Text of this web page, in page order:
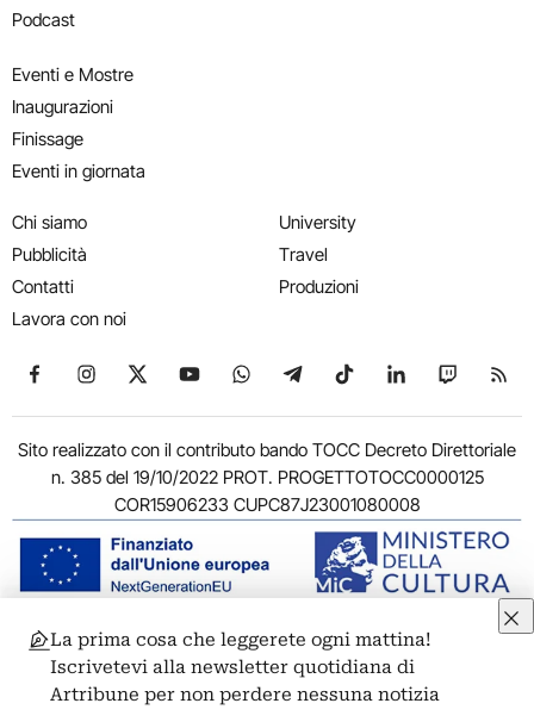
Podcast
Eventi e Mostre
Inaugurazioni
Finissage
Eventi in giornata
Chi siamo
Pubblicità
Contatti
Lavora con noi
University
Travel
Produzioni
Seguici su Facebook
Seguici su Instagram
Seguici su X
Seguici su YouTube
Seguici su WhatsApp
Seguici su Telegram
Seguici su TikTok
Seguici su
Seguici
Sito realizzato con il contributo bando TOCC Decreto Direttoriale
n. 385 del 19/10/2022 PROT. PROGETTOTOCC0000125
COR15906233 CUPC87J23001080008
© 2011-2026 ARTRIBUNE srl – Corso Vittorio Emanuele II, 287 –
00186 Roma - P.I. 11381581005
Privacy: Responsabile della protezione dei dati personali
La prima cosa che leggerete ogni mattina!
Iscrivetevi alla newsletter quotidiana di
Artribune per non perdere nessuna notizia